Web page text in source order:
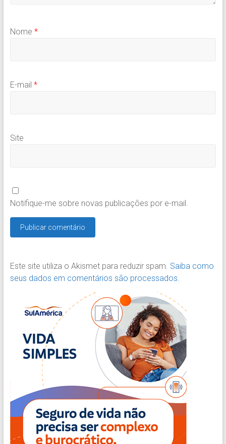
Nome *
E-mail *
Site
Notifique-me sobre novas publicações por e-mail.
Este site utiliza o Akismet para reduzir spam. Saiba como
seus dados em comentários são processados.